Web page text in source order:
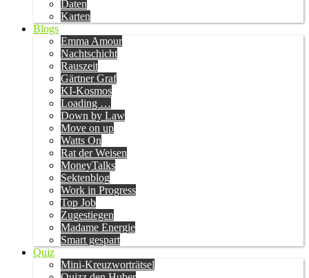
Daten
Karten
Blogs
Emma Amour
Nachtschicht
Rauszeit
Gärtner Graf
KI-Kosmos
Loading …
Down by Law
Move on up
Watts On
Rat der Weisen
MoneyTalks
Sektenblog
Work in Progress
Top Job
Zugestiegen
Madame Energie
Smart gespart
Quiz
Mini-Kreuzworträtsel